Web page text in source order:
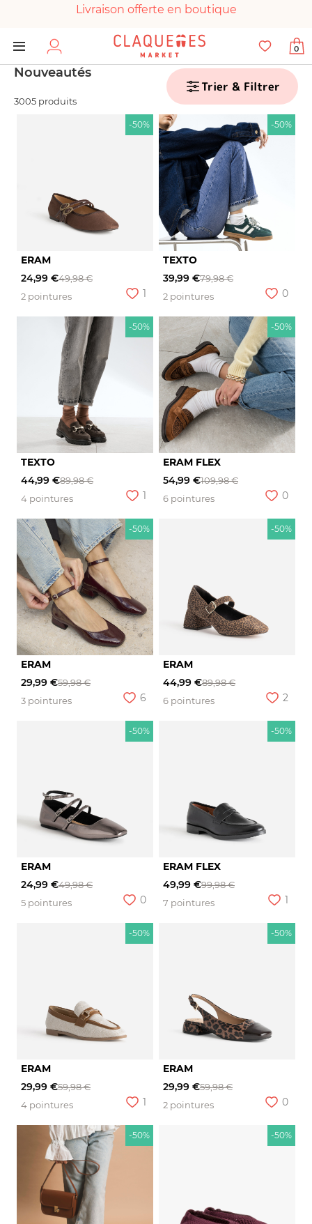
Livraison offerte en boutique
Paiement 100% sécurisé
Chaussures garanties en parfait état
0
Nouveautés
3005 produits
Trier & Filtrer
-50%
ERAM
24,99 €49,98 €
2 pointures
1
-50%
TEXTO
39,99 €79,98 €
2 pointures
0
-50%
TEXTO
44,99 €89,98 €
4 pointures
1
-50%
ERAM FLEX
54,99 €109,98 €
6 pointures
0
-50%
ERAM
29,99 €59,98 €
3 pointures
6
-50%
ERAM
44,99 €89,98 €
6 pointures
2
-50%
ERAM
24,99 €49,98 €
5 pointures
0
-50%
ERAM FLEX
49,99 €99,98 €
7 pointures
1
-50%
ERAM
29,99 €59,98 €
4 pointures
1
-50%
ERAM
29,99 €59,98 €
2 pointures
0
-50% -50%